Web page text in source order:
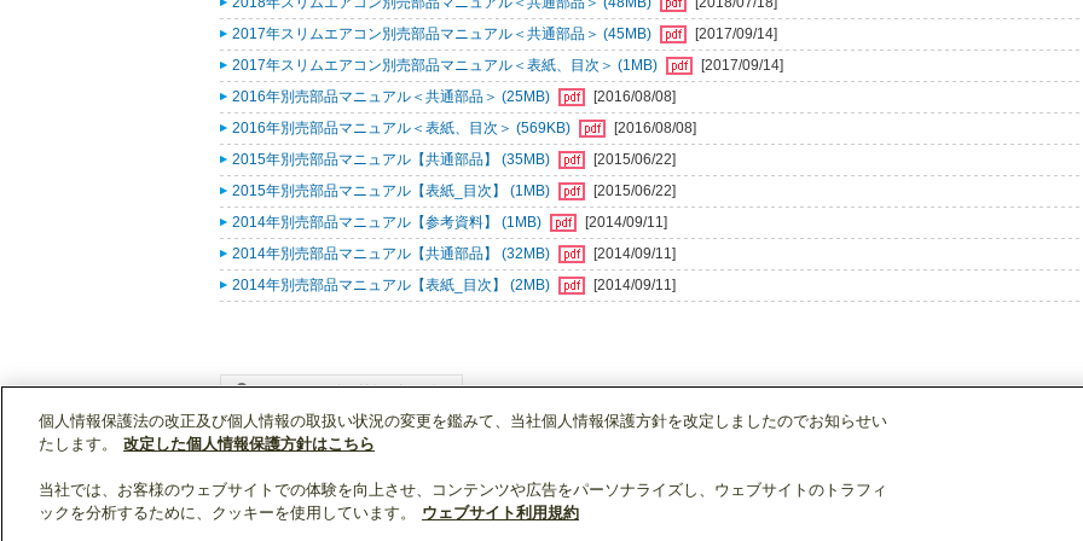
2017年スリムエアコン別売部品マニュアル＜共通部品＞ (45MB)
[2017/09/14]
2017年スリムエアコン別売部品マニュアル＜表紙、目次＞ (1MB)
[2017/09/14]
2016年別売部品マニュアル＜共通部品＞ (25MB)
[2016/08/08]
2016年別売部品マニュアル＜表紙、目次＞ (569KB)
[2016/08/08]
2015年別売部品マニュアル【共通部品】 (35MB)
[2015/06/22]
2015年別売部品マニュアル【表紙_目次】 (1MB)
[2015/06/22]
2014年別売部品マニュアル【参考資料】 (1MB)
[2014/09/11]
2014年別売部品マニュアル【共通部品】 (32MB)
[2014/09/11]
2014年別売部品マニュアル【表紙_目次】 (2MB)
[2014/09/11]
WIN2Kトップ 製品情報
個人情報保護法の改正及び個人情報の取扱い状況の変更を鑑みて、当社個人情報保護方針を改定しましたのでお知らせい
たします。
改定した個人情報保護方針はこちら
当社では、お客様のウェブサイトでの体験を向上させ、コンテンツや広告をパーソナライズし、ウェブサイトのトラフィ
ックを分析するために、クッキーを使用しています。
ウェブサイト利用規約